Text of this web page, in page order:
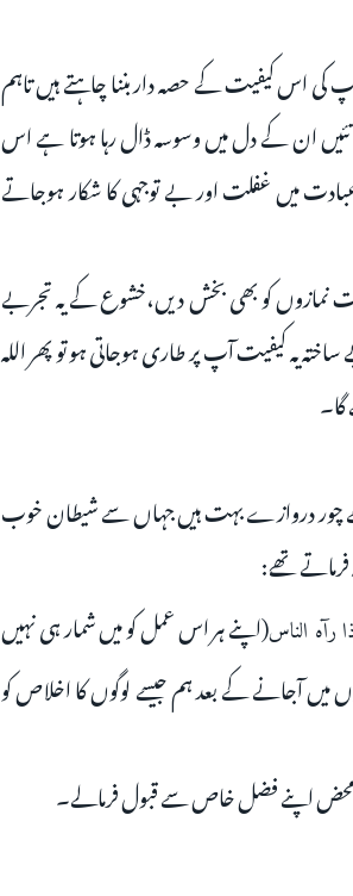
اس کیفیت کے حصہ دار بننا چاہتے ہیں تاہم
ان کے دل میں وسوسہ ڈال رہا ہوتا ہے اس
میں غفلت اور بے توجہی کا شکار ہوجاتے
نمازوں کو بھی بخش دیں،خشوع کے یہ تجربے
یہ کیفیت آپ پر طاری ہوجاتی ہو تو پھر اللہ
چور دروازے بہت ہیں جہاں سے شیطان خوب
تھے:
رآه الناس(اپنے ہر اس عمل کو میں شمار ہی نہیں
میں آجانے کے بعد ہم جیسے لوگوں کا اخلاص کو
محض اپنے فضل خاص سے قبول فرمالے۔